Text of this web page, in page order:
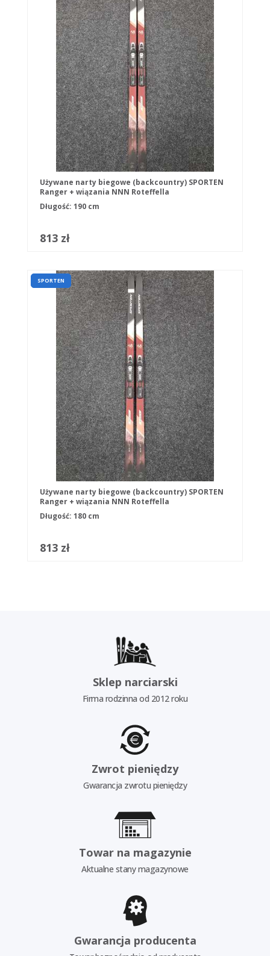
Używane narty biegowe (backcountry) SPORTEN
Ranger + wiązania NNN Roteffella
Długość: 190 cm
813 zł
SPORTEN
Używane narty biegowe (backcountry) SPORTEN
Ranger + wiązania NNN Roteffella
Długość: 180 cm
813 zł
Sklep narciarski
Firma rodzinna od 2012 roku
Zwrot pieniędzy
Gwarancja zwrotu pieniędzy
Towar na magazynie
Aktualne stany magazynowe
Gwarancja producenta